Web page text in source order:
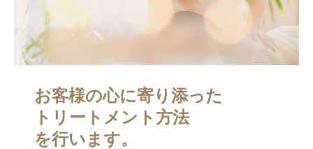
お客様の心に寄り添った
トリートメント方法
を行います。